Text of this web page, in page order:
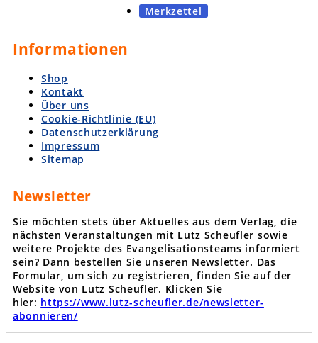
Merkzettel
Informationen
Shop
Kontakt
Über uns
Cookie-Richtlinie (EU)
Datenschutzerklärung
Impressum
Sitemap
Newsletter
Sie möchten stets über Aktuelles aus dem Verlag, die
nächsten Veranstaltungen mit Lutz Scheufler sowie
weitere Projekte des Evangelisationsteams informiert
sein? Dann bestellen Sie unseren Newsletter. Das
Formular, um sich zu registrieren, finden Sie auf der
Website von Lutz Scheufler. Klicken Sie
hier: https://www.lutz-scheufler.de/newsletter-
abonnieren/